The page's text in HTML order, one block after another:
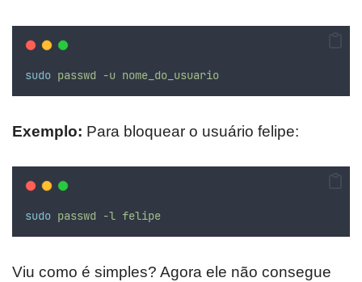
sudo passwd -u nome_do_usuario
Exemplo: Para bloquear o usuário felipe:
sudo passwd -l felipe
Viu como é simples? Agora ele não consegue